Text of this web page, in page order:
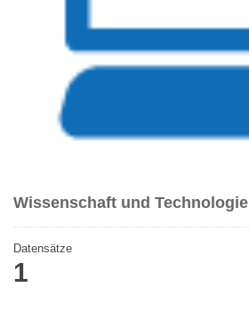
Wissenschaft und Technologie
Datensätze
1